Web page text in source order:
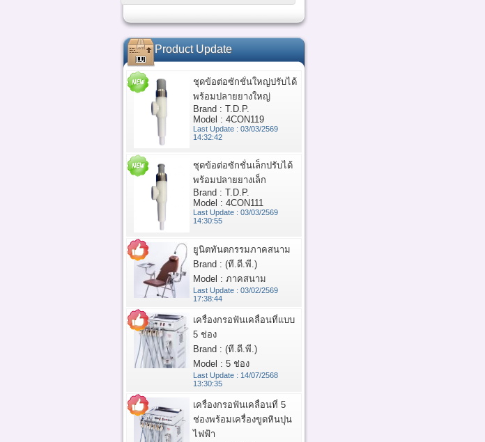
Product Update
ชุดข้อต่อซักชั่นใหญ่ปรับได้
พร้อมปลายยางใหญ่
Brand : T.D.P.
Model : 4CON119
Last Update : 03/03/2569
14:32:42
ชุดข้อต่อซักชั่นเล็กปรับได้
พร้อมปลายยางเล็ก
Brand : T.D.P.
Model : 4CON111
Last Update : 03/03/2569
14:30:55
ยูนิตทันตกรรมภาคสนาม
Brand : (ที.ดี.พี.)
Model : ภาคสนาม
Last Update : 03/02/2569
17:38:44
เครื่องกรอฟันเคลื่อนที่แบบ
5 ช่อง
Brand : (ที.ดี.พี.)
Model : 5 ช่อง
Last Update : 14/07/2568
13:30:35
เครื่องกรอฟันเคลื่อนที่ 5
ช่องพร้อมเครื่องขูดหินปุน
ไฟฟ้า